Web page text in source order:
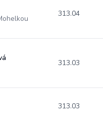
313.04
313.03
313.03